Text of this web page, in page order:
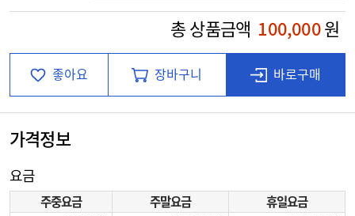
총 상품금액 100,000원
좋아요 장바구니 바로구매
가격정보
요금
주중요금 주말요금
휴일요금